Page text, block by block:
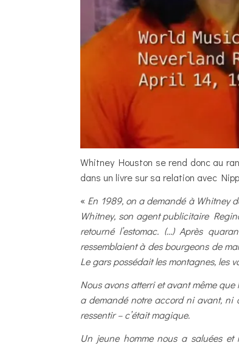
Whitney Houston se rend donc au
dans un livre sur sa relation avec
« En 1989, on a demandé à Whitney
Whitney, son agent publicitaire
retourné l’estomac. (…) Après
ressemblaient à des bourgeons de
Le gars possédait les montagnes, les
Nous avons atterri et avant même
a demandé notre accord ni avant, ni
ressentir – c’était magique.
Un jeune homme nous a saluées